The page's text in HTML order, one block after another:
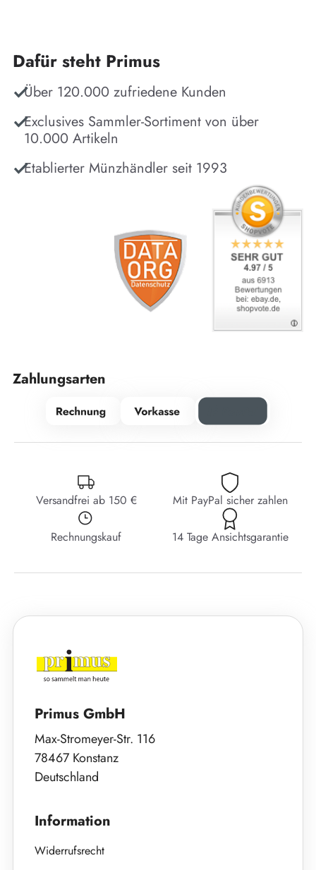
Dafür steht Primus
Über 120.000 zufriedene Kunden
Exclusives Sammler-Sortiment von über
10.000 Artikeln
Etablierter Münzhändler seit 1993
Zahlungsarten
Versandfrei ab 150 € Mit PayPal sicher zahlen
Rechnungskauf 14 Tage Ansichtsgarantie
Primus GmbH
Max-Stromeyer-Str. 116
78467 Konstanz
Deutschland
Information
Widerrufsrecht